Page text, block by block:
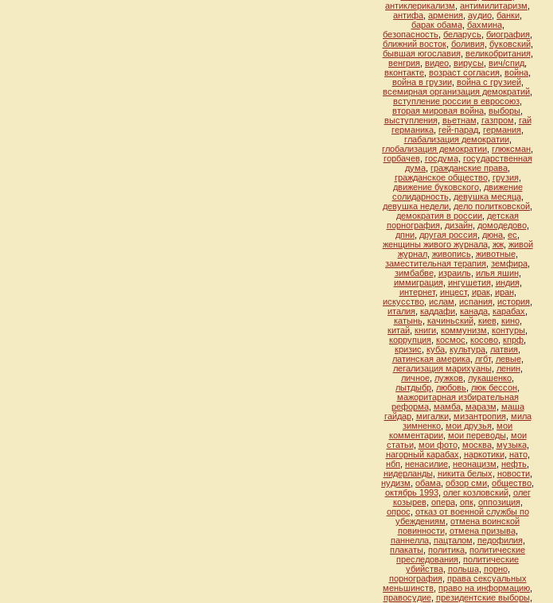
антиклерикализм антимилитаризм
антифа армения аудио банки
барак обама, бахмина,
безопасность беларусь биография
ближний восток, боливия, буковский,
бывшая югославия, великобритания,
венгрия видео вирусы вич/спид
вконтакте возраст согласия война
война в грузии, война с грузией,
всемирная организация демократий
вступление россии в евросоюз
вторая мировая война выборы
выступления, вьетнам газпром гай
германика гей-парад германия
глабализация демократии,
глобализация демократии глюксман
горбачев, госдума, государственная
дума гражданские права
гражданское общество, грузия,
движение буковского, движение
солидарность, девушка месяца,
девушка недели дело политковской
демократия в россии детская
порнография, дизайн, домодедово,
дпни другая россия дюна ес
женщины живого журнала, жж, живой
журнал, живопись, животные,
заместительная терапия земфира
зимбабве, израиль, илья яшин,
иммиграция, ингушетия, индия,
интернет, инцест, ирак, иран,
искусство ислам испания история
италия каддафи канада карабах
катынь, качиньский, киев, кино,
китай книги коммунизм контуры
коррупция космос косово кпрф
кризис куба культура латвия
латинская америка, лгбт, левые,
легализация марихуаны, ленин,
личное лужков лукашенко
лытдыбр любовь люк бессон
мажоритарная избирательная
реформа, мамба, маразм маша
гайдар, мигалки, мизантропия, мила
зимненко мои друзья мои
комментарии, мои переводы, мои
статьи, мои фото, москва, музыка,
нагорный карабах наркотики, нато,
нбп ненасилие неонацизм нефть
нидерланды, никита белых новости,
нудизм обама обзор сми общество
октябрь 1993, олег козловский, олег
козырев, опера, опк, оппозиция,
опрос отказ от военной службы по
убеждениям отмена воинской
повинности, отмена призыва,
паннелла, пацталом педофилия,
плакаты политика политические
преследования политические
убийства, польша, порно,
порнография, права сексуальных
меньшинств право на информацию
правосудие, президентские выборы,